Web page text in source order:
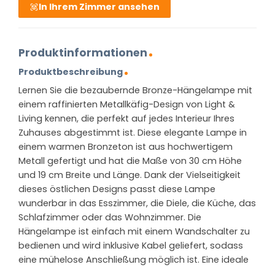
In Ihrem Zimmer ansehen
Produktinformationen
Produktbeschreibung
Lernen Sie die bezaubernde Bronze-Hängelampe mit
einem raffinierten Metallkäfig-Design von Light &
Living kennen, die perfekt auf jedes Interieur Ihres
Zuhauses abgestimmt ist. Diese elegante Lampe in
einem warmen Bronzeton ist aus hochwertigem
Metall gefertigt und hat die Maße von 30 cm Höhe
und 19 cm Breite und Länge. Dank der Vielseitigkeit
dieses östlichen Designs passt diese Lampe
wunderbar in das Esszimmer, die Diele, die Küche, das
Schlafzimmer oder das Wohnzimmer. Die
Hängelampe ist einfach mit einem Wandschalter zu
bedienen und wird inklusive Kabel geliefert, sodass
eine mühelose Anschließung möglich ist. Eine ideale